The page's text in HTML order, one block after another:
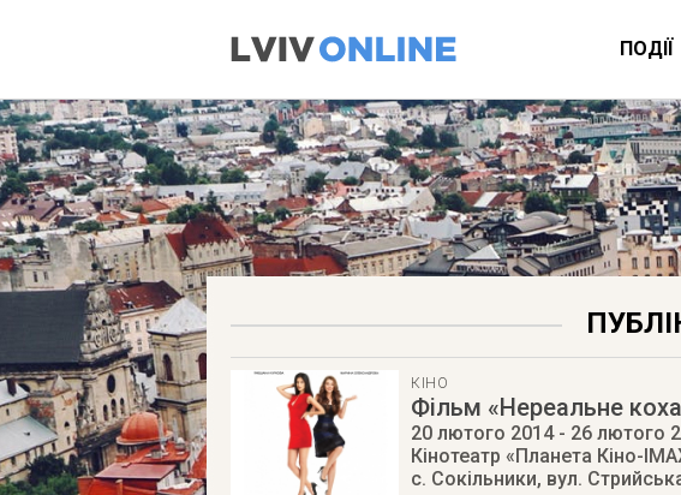
ПОДІЇ
КІНО
Фільм «Нереальне
20 лютого 2014- 26 лютого
Кінотеатр «Планета Кіно-
с. Сокільники, вул.